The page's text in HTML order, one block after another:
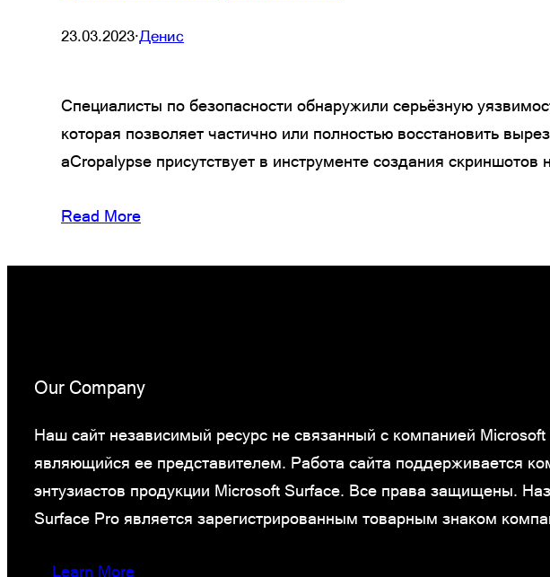
23.03.2023·Денис
Специалисты по безопасности обнаружили серьёзную
которая позволяет частично или полностью восстановить
aCropalypse присутствует в инструменте создания
Read More
Our Company
Наш сайт независимый ресурс не связанный с компанией Microsoft
являющийся ее представителем. Работа сайта поддерживается
энтузиастов продукции Microsoft Surface. Все права защищены.
Surface Pro является зарегистрированным товарным знаком
Learn More